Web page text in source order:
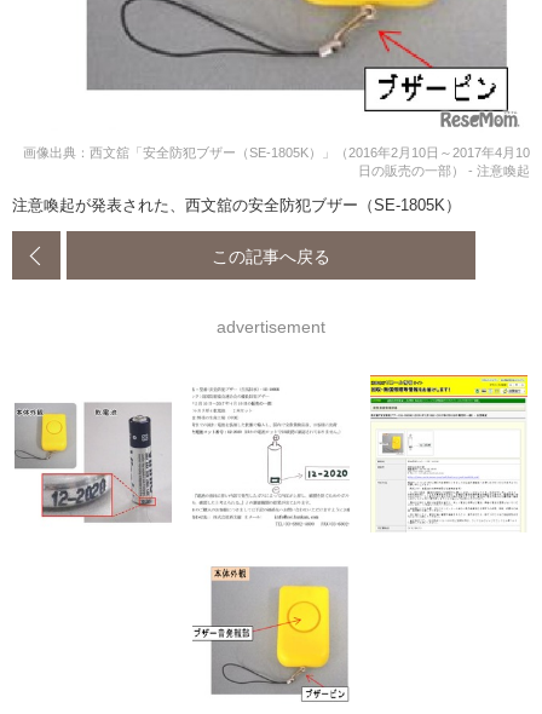
画像出典：西文舘「安全防犯ブザー（SE-1805K）」（2016年2月10日～2017年4月10
日の販売の一部） - 注意喚起
注意喚起が発表された、西文舘の安全防犯ブザー（SE-1805K）
この記事へ戻る
advertisement